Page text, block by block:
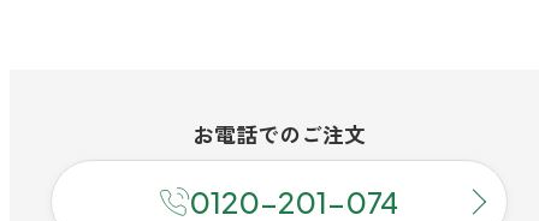
お電話でのご注文
0120-201-074